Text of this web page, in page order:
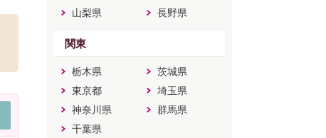
山梨県
長野県
関東
栃木県
茨城県
東京都
埼玉県
神奈川県
群馬県
千葉県